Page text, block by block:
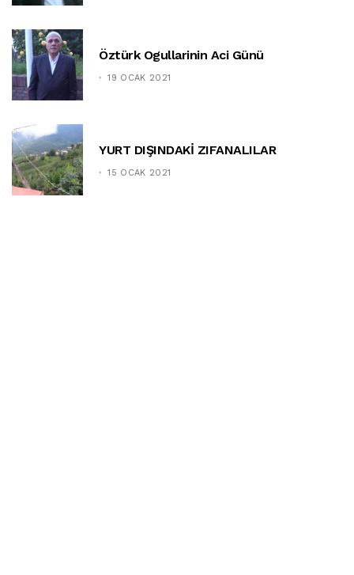
Öztürk Ogullarinin Aci Günü
19 OCAK 2021
YURT DIŞINDAKİ ZIFANALILAR
15 OCAK 2021